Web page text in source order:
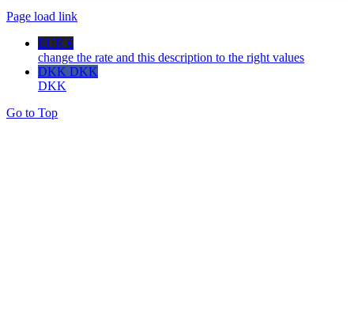
Page load link
EUR €
change the rate and this description to the right values
DKK DKK
DKK
Go to Top